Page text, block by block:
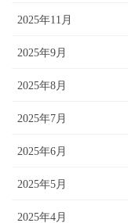
2025年11月
2025年9月
2025年8月
2025年7月
2025年6月
2025年5月
2025年4月